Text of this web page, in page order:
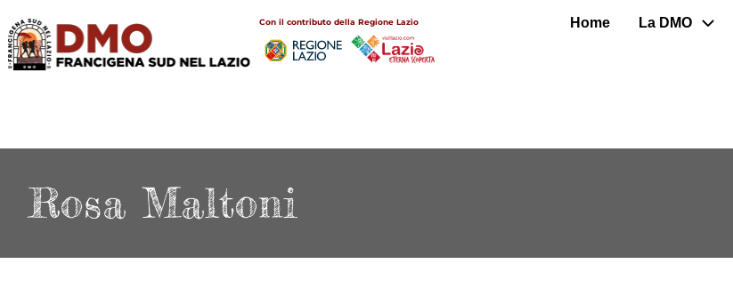
Salta
al
contenuto
Con il contributo della Regione Lazio
Main
navigation
Home La DMO
Rosa Maltoni